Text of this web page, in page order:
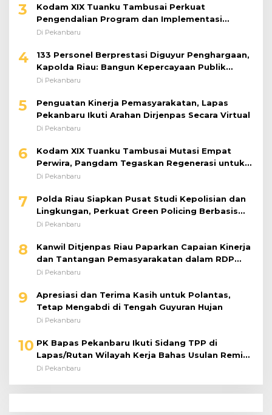
3
Kodam XIX Tuanku Tambusai Perkuat
Pengendalian Program dan Implementasi
Doktrin TNI AD
Di Pekanbaru
4
133 Personel Berprestasi Diguyur Penghargaan,
Kapolda Riau: Bangun Kepercayaan Publik
dengan Karya Nyata
Di Pekanbaru
5
Penguatan Kinerja Pemasyarakatan, Lapas
Pekanbaru Ikuti Arahan Dirjenpas Secara Virtual
Di Pekanbaru
6
Kodam XIX Tuanku Tambusai Mutasi Empat
Perwira, Pangdam Tegaskan Regenerasi untuk
Perkuat Kinerja Satuan
Di Pekanbaru
7
Polda Riau Siapkan Pusat Studi Kepolisian dan
Lingkungan, Perkuat Green Policing Berbasis
Riset
Di Pekanbaru
8
Kanwil Ditjenpas Riau Paparkan Capaian Kinerja
dan Tantangan Pemasyarakatan dalam RDP
Bersama Komisi XIII DPR RI
Di Pekanbaru
9
Apresiasi dan Terima Kasih untuk Polantas,
Tetap Mengabdi di Tengah Guyuran Hujan
Di Pekanbaru
10 PK Bapas Pekanbaru Ikuti Sidang TPP di
Lapas/Rutan Wilayah Kerja Bahas Usulan Remisi
Umum Jelang Hari Kemerdekaan
Di Pekanbaru